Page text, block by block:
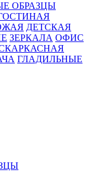
ОБРАЗЦЫ
ДЕТСКАЯ
ЗЕРКАЛА ОФИС
ГЛАДИЛЬНЫЕ